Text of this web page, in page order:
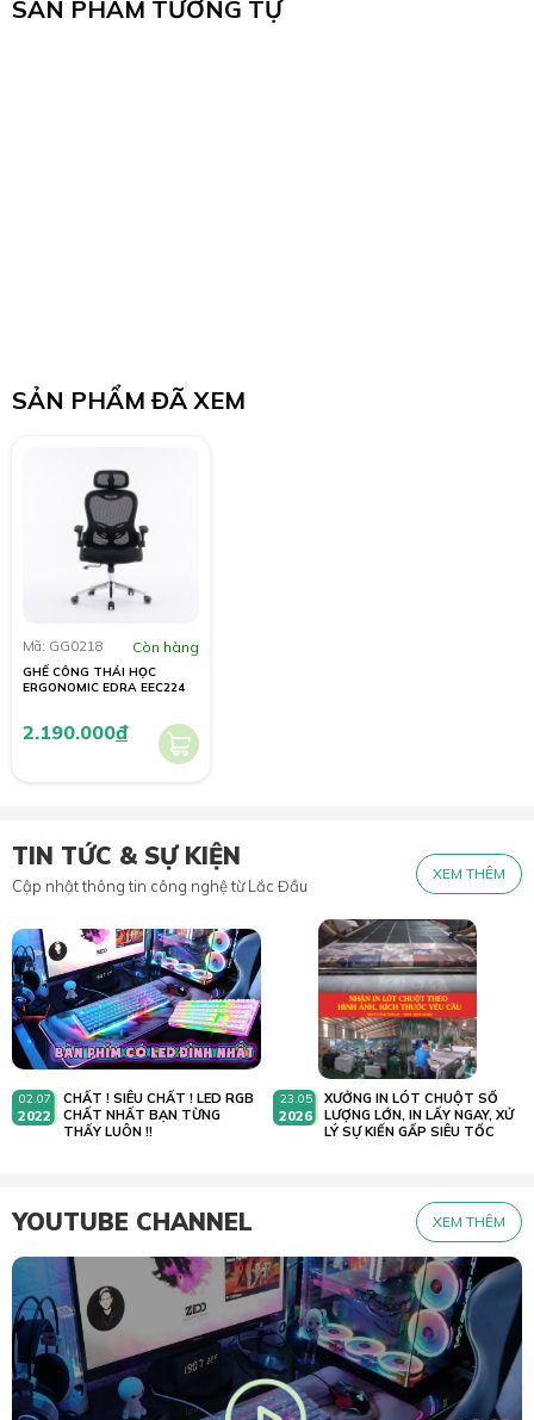
SẢN PHẨM TƯƠNG TỰ
SẢN PHẨM ĐÃ XEM
Mã: GG0218 Còn hàng
GHẾ CÔNG THÁI HỌC
ERGONOMIC EDRA EEC224
2.190.000đ
TIN TỨC & SỰ KIỆN
Cập nhật thông tin công nghệ từ Lắc Đầu
XEM THÊM
02.07
2022
CHẤT ! SIÊU CHẤT ! LED RGB
CHẤT NHẤT BẠN TỪNG
THẤY LUÔN !!
23.05
2026
XƯỞNG IN LÓT CHUỘT SỐ
LƯỢNG LỚN, IN LẤY NGAY, XỬ
LÝ SỰ KIẾN GẤP SIÊU TỐC
YOUTUBE CHANNEL XEM THÊM